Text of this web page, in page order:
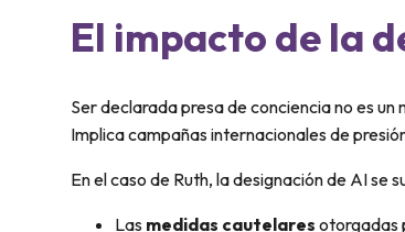
El impacto de la
Ser declarada presa de conciencia no es un
Implica campañas internacionales de
En el caso de Ruth, la designación de AI se
Las medidas cautelares otorgadas